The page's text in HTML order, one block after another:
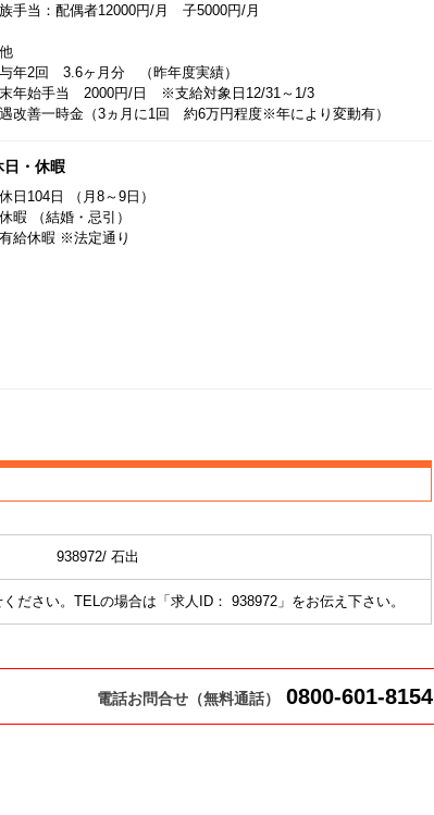
族手当：配偶者12000円/月 子5000円/月
与年2回 3.6ヶ月分 （昨年度実績）
末年始手当 2000円/日 ※支給対象日12/31～1/3
遇改善一時金（3ヵ月に1回 約6万円程度※年により変動有）
日・休暇
日104日 （月8～9日）
暇 （結婚・忌引）
給休暇 ※法定通り
938972/ 石出
ださい。 TELの場合は「求人ID： 938972」をお伝え下さい。
電話お問合せ（無料通話） 0800-601-8154